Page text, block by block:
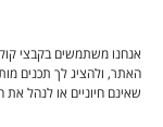
אנחנו משתמשים בקבצי
האתר, ולהציג לך תכנים
שאינם חיוניים או לנהל
ריהוט מונטסורי
ריהוט אנתרופוסופי